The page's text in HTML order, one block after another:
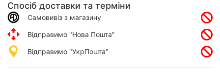
Спосіб доставки та терміни
Самовивіз з магазину
Відправимо "Нова Пошта"
Відправимо "УкрПошта"